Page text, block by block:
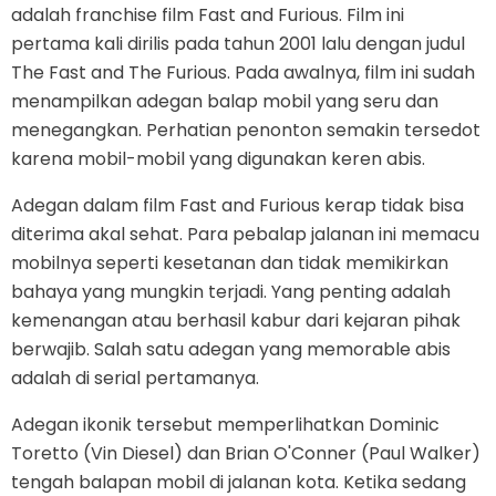
adalah franchise film Fast and Furious. Film ini
pertama kali dirilis pada tahun 2001 lalu dengan judul
The Fast and The Furious. Pada awalnya, film ini sudah
menampilkan adegan balap mobil yang seru dan
menegangkan. Perhatian penonton semakin tersedot
karena mobil-mobil yang digunakan keren abis.
Adegan dalam film Fast and Furious kerap tidak bisa
diterima akal sehat. Para pebalap jalanan ini memacu
mobilnya seperti kesetanan dan tidak memikirkan
bahaya yang mungkin terjadi. Yang penting adalah
kemenangan atau berhasil kabur dari kejaran pihak
berwajib. Salah satu adegan yang memorable abis
adalah di serial pertamanya.
Adegan ikonik tersebut memperlihatkan Dominic
Toretto (Vin Diesel) dan Brian O'Conner (Paul Walker)
tengah balapan mobil di jalanan kota. Ketika sedang